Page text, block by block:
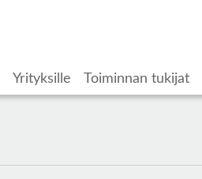
Yrityksille Toiminnan tukijat